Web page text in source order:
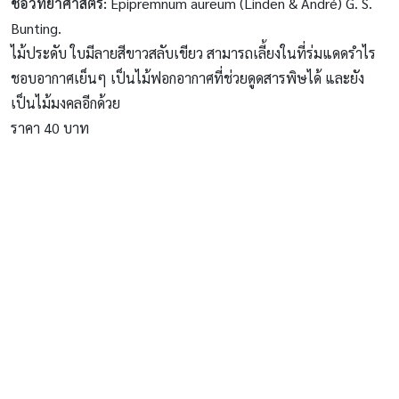
Bunting.
ไม้ประดับ ใบมีลายสีขาวสลับเขียว สามารถเลี้ยงในที่ร่มแดดรำไร
ชอบอากาศเย็นๆ เป็นไม้ฟอกอากาศที่ช่วยดูดสารพิษได้ และยัง
เป็นไม้มงคลอีกด้วย
ราคา 40 บาท